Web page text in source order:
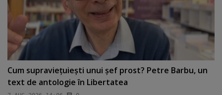
Cum supravieţuieşti unui şef prost? Petre Barbu, un
text de antologie în Libertatea